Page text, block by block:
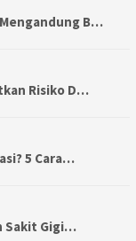
B…
Risiko D…
5 Cara…
Sakit Gigi…